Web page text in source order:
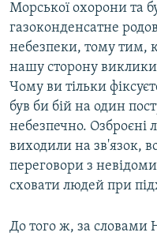
Морської охорони та
газоконденсатне
небезпеки, тому тим,
нашу сторону
Чому ви тільки
був би бій на один
небезпечно.
виходили на зв'язок,
переговори з
сховати людей при
До того ж, за словами